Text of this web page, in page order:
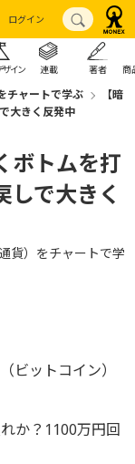
ログイン
ザイン 連載 著者 商
チャートで学ぶ
【暗
大きく反発中
ボトムを打
しで大きく
貨）をチャートで学
ビットコイン）
か？1100万円回